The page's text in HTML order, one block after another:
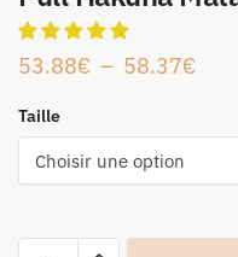
53.88€ – 58.37€
Taille